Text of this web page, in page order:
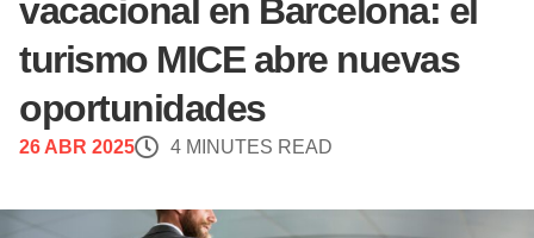
vacacional en Barcelona: el
turismo MICE abre nuevas
oportunidades
26 ABR 2025 4 MINUTES READ